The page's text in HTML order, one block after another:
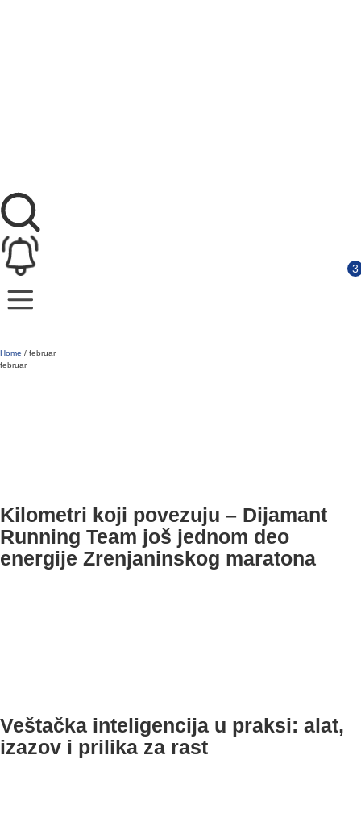
Home / februar
februar
Kilometri koji povezuju – Dijamant
Running Team još jednom deo
energije Zrenjaninskog maratona
Veštačka inteligencija u praksi: alat,
izazov i prilika za rast